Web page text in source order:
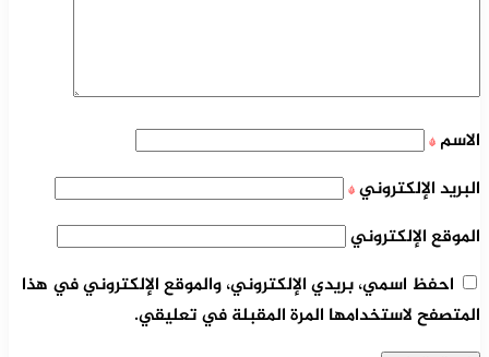
الاسم *
البريد الإلكتروني *
الموقع الإلكتروني
احفظ اسمي، بريدي الإلكتروني، والموقع الإلكتروني في هذا
المتصفح لاستخدامها المرة المقبلة في تعليقي.